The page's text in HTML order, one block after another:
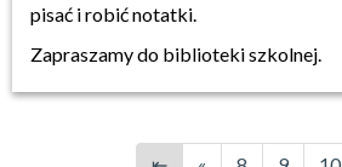
pisać i robić notatki.
Zapraszamy do biblioteki szkolnej.